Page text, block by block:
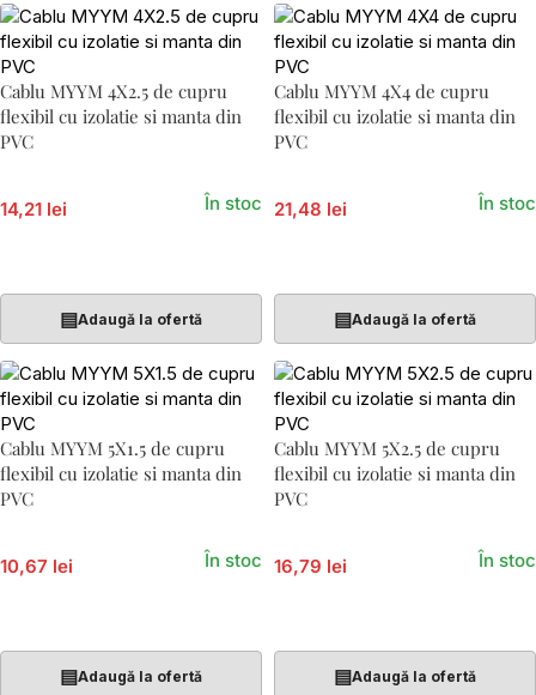
Cablu MYYM 4X2.5 de cupru
flexibil cu izolatie si manta din
PVC
14,21 lei În stoc
▤Adaugă la ofertă
Cablu MYYM 4X4 de cupru
flexibil cu izolatie si manta din
PVC
21,48 lei În stoc
▤Adaugă la ofertă
Cablu MYYM 5X1.5 de cupru
flexibil cu izolatie si manta din
PVC
10,67 lei În stoc
▤Adaugă la ofertă
Cablu MYYM 5X2.5 de cupru
flexibil cu izolatie si manta din
PVC
16,79 lei În stoc
▤Adaugă la ofertă